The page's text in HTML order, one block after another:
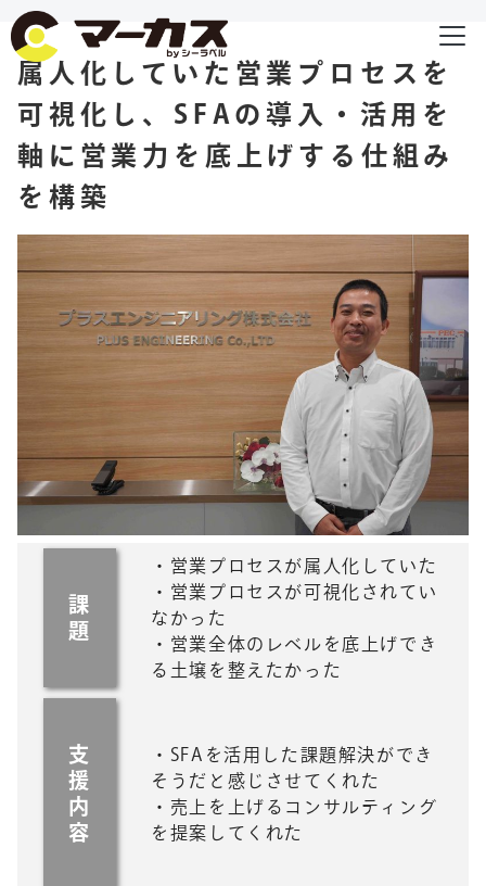
属人化していた営業プロセスを
可視化し、SFAの導入・活用を
軸に営業力を底上げする仕組み
を構築
課
題
・営業プロセスが属人化していた
・営業プロセスが可視化されてい
なかった
・営業全体のレベルを底上げでき
る土壌を整えたかった
支
援
内
容
・SFAを活用した課題解決ができ
そうだと感じさせてくれた
・売上を上げるコンサルティング
を提案してくれた